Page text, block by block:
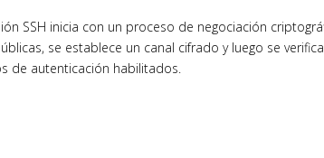
SSH inicia con un proceso de negociación
se establece un canal cifrado y luego se
de autenticación habilitados.